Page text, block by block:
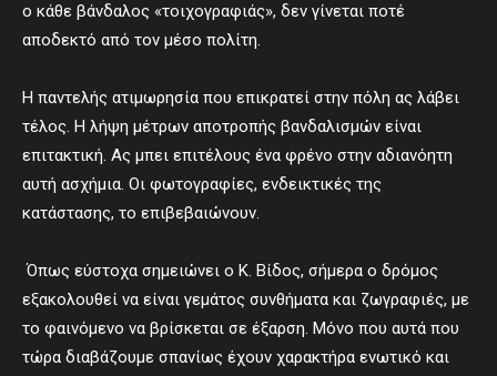
ο κάθε βάνδαλος «τοιχογραφιάς», δεν γίνεται ποτέ
αποδεκτό από τον μέσο πολίτη.
Η παντελής ατιμωρησία που επικρατεί στην πόλη ας λάβει
τέλος. Η λήψη μέτρων αποτροπής βανδαλισμών είναι
επιτακτική. Ας μπει επιτέλους ένα φρένο στην αδιανόητη
αυτή ασχήμια. Οι φωτογραφίες, ενδεικτικές της
κατάστασης, το επιβεβαιώνουν.
Όπως εύστοχα σημειώνει ο Κ. Βίδος, σήμερα ο δρόμος
εξακολουθεί να είναι γεμάτος συνθήματα και ζωγραφιές, με
το φαινόμενο να βρίσκεται σε έξαρση. Μόνο που αυτά που
τώρα διαβάζουμε σπανίως έχουν χαρακτήρα ενωτικό και